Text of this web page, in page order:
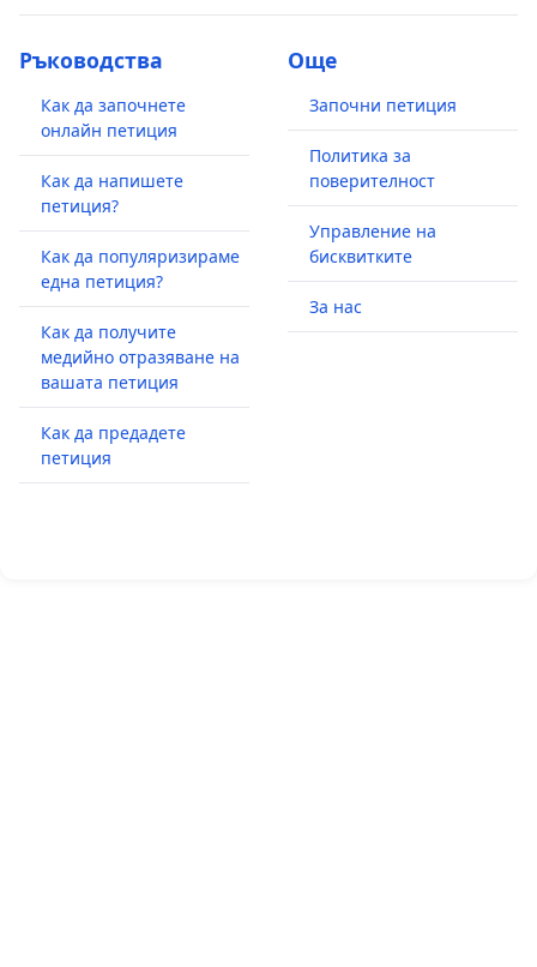
Ръководства
Как да започнете
онлайн петиция
Как да напишете
петиция?
Как да популяризираме
една петиция?
Как да получите
медийно отразяване на
вашата петиция
Как да предадете
петиция
Още
Започни петиция
Политика за
поверителност
Управление на
бисквитките
За нас